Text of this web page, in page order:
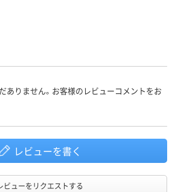
ありません。お客様のレビューコメントをお
レビューを書く
ビューをリクエストする